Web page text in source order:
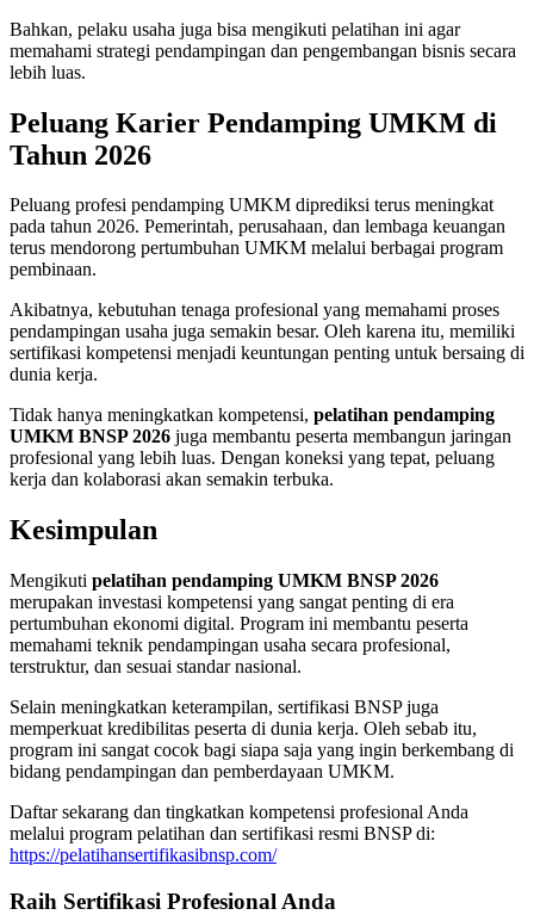
Bahkan, pelaku usaha juga bisa mengikuti pelatihan ini agar
memahami strategi pendampingan dan pengembangan bisnis secara
lebih luas.
Peluang Karier Pendamping UMKM di
Tahun 2026
Peluang profesi pendamping UMKM diprediksi terus meningkat
pada tahun 2026. Pemerintah, perusahaan, dan lembaga keuangan
terus mendorong pertumbuhan UMKM melalui berbagai program
pembinaan.
Akibatnya, kebutuhan tenaga profesional yang memahami proses
pendampingan usaha juga semakin besar. Oleh karena itu, memiliki
sertifikasi kompetensi menjadi keuntungan penting untuk bersaing di
dunia kerja.
Tidak hanya meningkatkan kompetensi, pelatihan pendamping
UMKM BNSP 2026 juga membantu peserta membangun jaringan
profesional yang lebih luas. Dengan koneksi yang tepat, peluang
kerja dan kolaborasi akan semakin terbuka.
Kesimpulan
Mengikuti pelatihan pendamping UMKM BNSP 2026
merupakan investasi kompetensi yang sangat penting di era
pertumbuhan ekonomi digital. Program ini membantu peserta
memahami teknik pendampingan usaha secara profesional,
terstruktur, dan sesuai standar nasional.
Selain meningkatkan keterampilan, sertifikasi BNSP juga
memperkuat kredibilitas peserta di dunia kerja. Oleh sebab itu,
program ini sangat cocok bagi siapa saja yang ingin berkembang di
bidang pendampingan dan pemberdayaan UMKM.
Daftar sekarang dan tingkatkan kompetensi profesional Anda
melalui program pelatihan dan sertifikasi resmi BNSP di:
https://pelatihansertifikasibnsp.com/
Raih Sertifikasi Profesional Anda